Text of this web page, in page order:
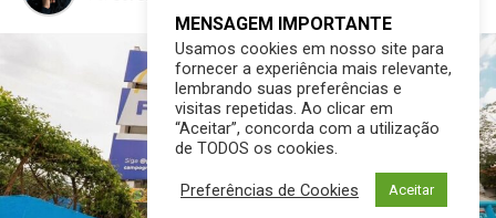
MENSAGEM IMPORTANTE
Usamos cookies em nosso site para
fornecer a experiência mais relevante,
lembrando suas preferências e
visitas repetidas. Ao clicar em
“Aceitar”, concorda com a utilização
de TODOS os cookies.
Preferências de Cookies Aceitar